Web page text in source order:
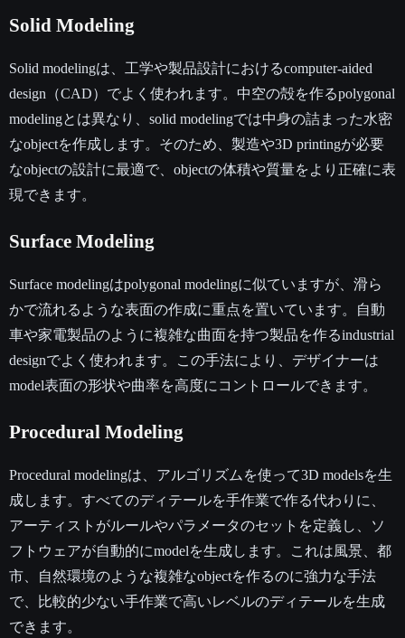
Solid Modeling
Solid modelingは、工学や製品設計におけるcomputer-aided
design（CAD）でよく使われます。中空の殻を作るpolygonal
modelingとは異なり、solid modelingでは中身の詰まった水密
なobjectを作成します。そのため、製造や3D printingが必要
なobjectの設計に最適で、objectの体積や質量をより正確に表
現できます。
Surface Modeling
Surface modelingはpolygonal modelingに似ていますが、滑ら
かで流れるような表面の作成に重点を置いています。自動
車や家電製品のように複雑な曲面を持つ製品を作るindustrial
designでよく使われます。この手法により、デザイナーは
model表面の形状や曲率を高度にコントロールできます。
Procedural Modeling
Procedural modelingは、アルゴリズムを使って3D modelsを生
成します。すべてのディテールを手作業で作る代わりに、
アーティストがルールやパラメータのセットを定義し、ソ
フトウェアが自動的にmodelを生成します。これは風景、都
市、自然環境のような複雑なobjectを作るのに強力な手法
で、比較的少ない手作業で高いレベルのディテールを生成
できます。